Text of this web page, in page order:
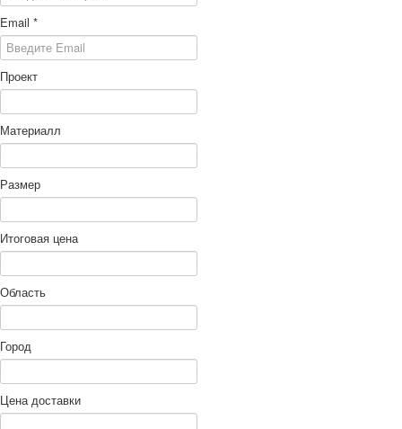
Email *
Проект
Материалл
Размер
Итоговая цена
Область
Город
Цена доставки